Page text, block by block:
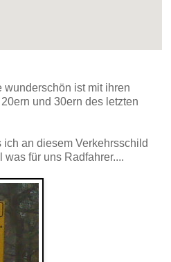
wunderschön ist mit ihren
und 30ern des letzten
an diesem Verkehrsschild
für uns Radfahrer....